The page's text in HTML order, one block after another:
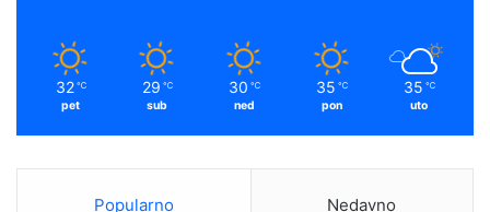
32 ℃
pet
29 ℃
sub
30 ℃
ned
35 ℃
pon
35 ℃
uto
Popularno Nedavno